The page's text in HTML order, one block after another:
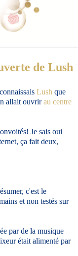
de Lush
Lush que
allait ouvrirau centre
Je sais oui
ça fait deux,
c'est le
et non testés sur
par de la musique
était alimenté par